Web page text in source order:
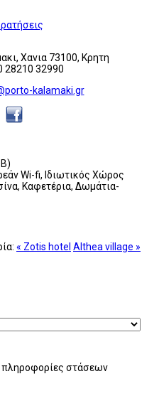
Χανια 73100, Κρητη
28210 32990
kalamaki.gr
Wi-fi, Ιδιωτικός Χώρος
Καφετέρια, Δωμάτια-
« Zotis hotel Althea village »
πληροφορίες στάσεων